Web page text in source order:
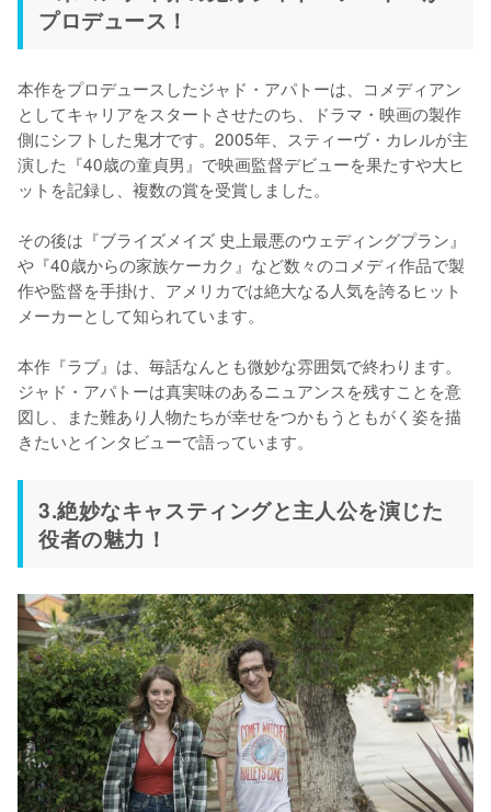
プロデュース！
本作をプロデュースしたジャド・アパトーは、コメディアン
としてキャリアをスタートさせたのち、ドラマ・映画の製作
側にシフトした鬼才です。2005年、スティーヴ・カレルが主
演した『40歳の童貞男』で映画監督デビューを果たすや大ヒ
ットを記録し、複数の賞を受賞しました。
その後は『ブライズメイズ 史上最悪のウェディングプラン』
や『40歳からの家族ケーカク』など数々のコメディ作品で製
作や監督を手掛け、アメリカでは絶大なる人気を誇るヒット
メーカーとして知られています。
本作『ラブ』は、毎話なんとも微妙な雰囲気で終わります。
ジャド・アパトーは真実味のあるニュアンスを残すことを意
図し、また難あり人物たちが幸せをつかもうともがく姿を描
3.絶妙なキャスティングと主人公を演じた
役者の魅力！